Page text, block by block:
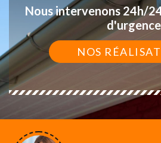
Nous intervenons 24h/
d'urgence
NOS